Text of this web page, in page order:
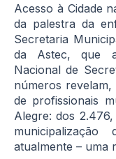
Acesso à Cidade
da palestra da
Secretaria
da Astec, que
Nacional de
números
de profissionais
Alegre: dos
atualmente – uma